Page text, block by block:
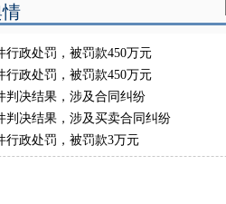
行政处罚，被罚款450万元
行政处罚，被罚款450万元
判决结果，涉及合同纠纷
判决结果，涉及买卖合同纠纷
行政处罚，被罚款3万元